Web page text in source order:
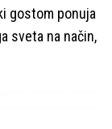
gostom ponuja
sveta na način,